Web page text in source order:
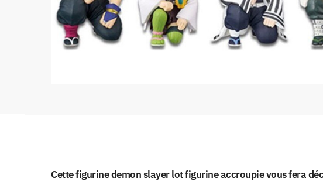
Cette figurine demon slayer lot figurine accroupie vous fera